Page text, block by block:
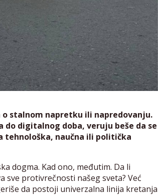
stalnom napretku ili napredovanju.
digitalnog doba, veruju beše da se
tehnološka, naučna ili politička
dogma. Kad ono, međutim. Da li
sve protivrečnosti našeg sveta? Već
da postoji univerzalna linija kretanja